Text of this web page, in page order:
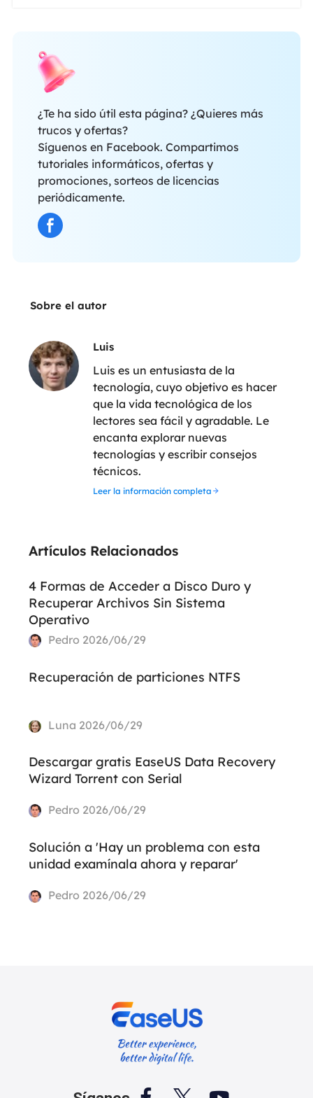
¿Te ha sido útil esta página? ¿Quieres más
trucos y ofertas?
Síguenos en Facebook. Compartimos
tutoriales informáticos, ofertas y
promociones, sorteos de licencias
periódicamente.
Sobre el autor
Luis
Luis es un entusiasta de la
tecnología, cuyo objetivo es hacer
que la vida tecnológica de los
lectores sea fácil y agradable. Le
encanta explorar nuevas
tecnologías y escribir consejos
técnicos.
Leer la información completa
Artículos Relacionados
4 Formas de Acceder a Disco Duro y
Recuperar Archivos Sin Sistema
Operativo
Pedro 2026/06/29
Recuperación de particiones NTFS
Luna 2026/06/29
Descargar gratis EaseUS Data Recovery
Wizard Torrent con Serial
Pedro 2026/06/29
Solución a 'Hay un problema con esta
unidad examínala ahora y reparar'
Pedro 2026/06/29